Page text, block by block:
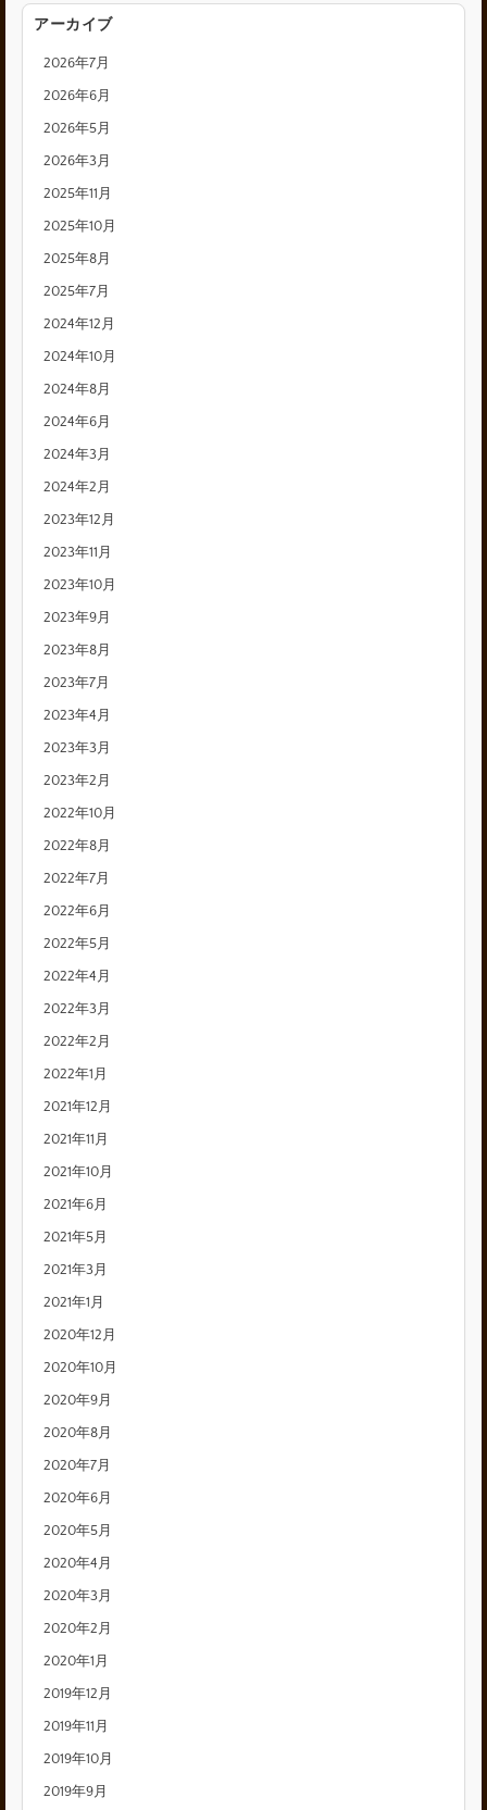
アーカイブ
2026年7月
2026年6月
2026年5月
2026年3月
2025年11月
2025年10月
2025年8月
2025年7月
2024年12月
2024年10月
2024年8月
2024年6月
2024年3月
2024年2月
2023年12月
2023年11月
2023年10月
2023年9月
2023年8月
2023年7月
2023年4月
2023年3月
2023年2月
2022年10月
2022年8月
2022年7月
2022年6月
2022年5月
2022年4月
2022年3月
2022年2月
2022年1月
2021年12月
2021年11月
2021年10月
2021年6月
2021年5月
2021年3月
2021年1月
2020年12月
2020年10月
2020年9月
2020年8月
2020年7月
2020年6月
2020年5月
2020年4月
2020年3月
2020年2月
2020年1月
2019年12月
2019年11月
2019年10月
2019年9月